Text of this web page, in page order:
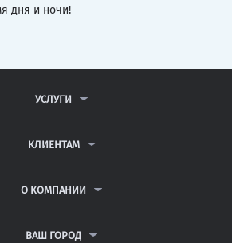
дня и ночи!
УСЛУГИ
ДИПЛОМНЫЕ РАБОТЫ
РЕФЕРАТЫ
КЛИЕНТАМ
ВОПРОСЫ И ОТВЕТЫ
КОНФИДЕНЦИАЛЬНОСТИ
О КОМПАНИИ
КОНТАКТЫ
ВАШ ГОРОД